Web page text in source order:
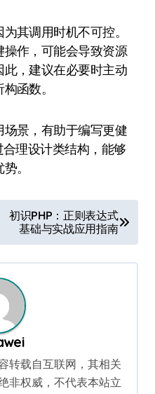
其调用时机不可控。
作，可能会导致资源
，建议在必要时主动
函数。
景，有助于编写更健
理设计类结构，能够
。
初识PHP：正则表达式
基础与实战应用指南
转载自互联网，其相关
非权威，不代表本站立